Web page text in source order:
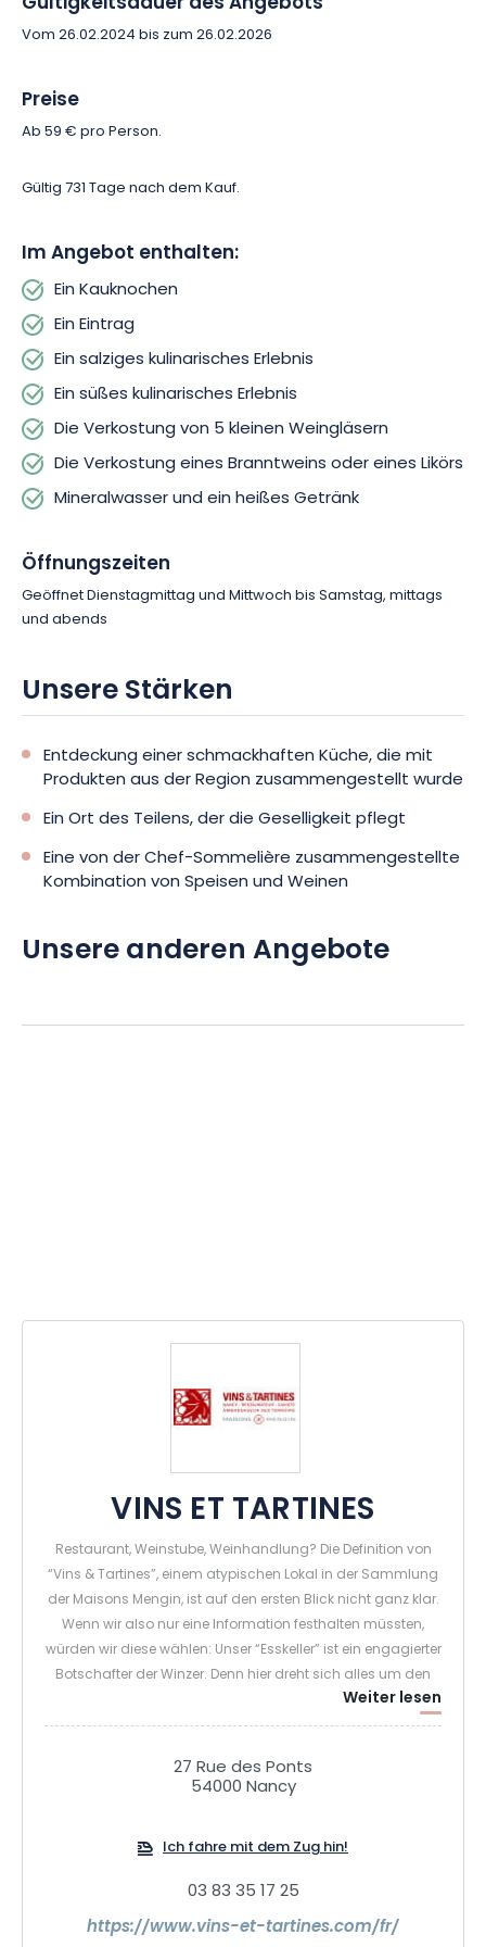
Das Carte Blanche-Paket ist eine Einladung zur Entdeckung,
Sie durch eine Auswahl an Speisen und Weinen führt. Ob bei
einem Aperitif oder einem Abendessen, genießen Sie einen
Mâchon, eine herzhafte Vorspeise, gefolgt von köstlichen
Branntweins oder Likörs, Mineralwassers sowie eines
Bereiten Sie sich auf ein einzigartiges sensorisches Abenteuer
im Herzen von Nancy vor, bei dem jeder Bissen und jeder
Schluck eine Geschichte erzählt. Reservieren Sie jetzt!
Vom 26.02.2024 bis zum 26.02.2026
Preise
Ab 59 € pro Person.
Gültig 731 Tage nach dem Kauf.
Im Angebot enthalten:
Ein Kauknochen
Ein Eintrag
Ein salziges kulinarisches Erlebnis
Ein süßes kulinarisches Erlebnis
Die Verkostung von 5 kleinen Weingläsern
Die Verkostung eines Branntweins oder eines Likörs
Mineralwasser und ein heißes Getränk
Öffnungszeiten
Geöffnet Dienstagmittag und Mittwoch bis Samstag, mittags
und abends
Unsere Stärken
Entdeckung einer schmackhaften Küche, die mit
Produkten aus der Region zusammengestellt wurde
Ein Ort des Teilens, der die Geselligkeit pflegt
Eine von der Chef-Sommelière zusammengestellte
Kombination von Speisen und Weinen
Unsere anderen Angebote
VINS ET TARTINES
Restaurant, Weinstube, Weinhandlung? Die Definition von
“Vins & Tartines”, einem atypischen Lokal in der Sammlung
der Maisons Mengin, ist auf den ersten Blick nicht ganz klar.
Wenn wir also nur eine Information festhalten müssten,
würden wir diese wählen: Unser “Esskeller” ist ein engagierter
Botschafter der Winzer. Denn hier dreht sich alles um den
Wein, die Leidenschaft von Clotilde Mengin, unserer
Chefsommelière, die Mitglied der Association des
Française ist!
Weiter lesen
27 Rue des Ponts
54000 Nancy
Ich fahre mit dem Zug hin!
03 83 35 17 25
https://www.vins-et-tartines.com/fr/